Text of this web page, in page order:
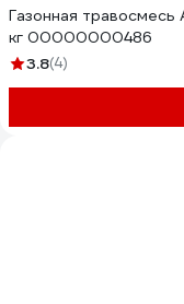
Газонная травосмесь
кг 00000000486
3.8(4)